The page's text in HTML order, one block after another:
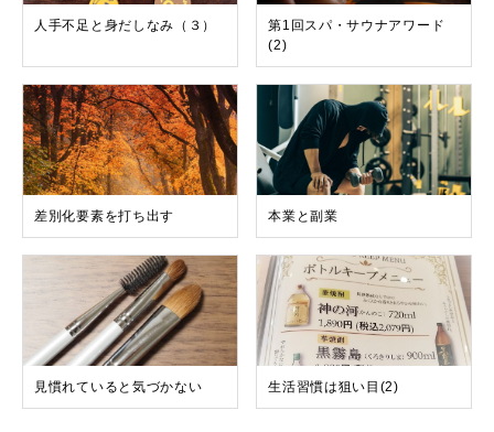
人手不足と身だしなみ（３）
第1回スパ・サウナアワード
(2)
差別化要素を打ち出す 本業と副業
見慣れていると気づかない 生活習慣は狙い目(2)